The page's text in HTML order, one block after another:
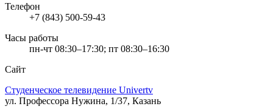
Телефон
+7 (843) 500-59-43
Часы работы
пн-чт 08:30–17:30; пт 08:30–16:30
Сайт
Студенческое телевидение Univertv
ул. Профессора Нужина, 1/37, Казань